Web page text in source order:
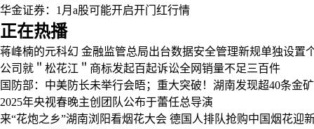
华金证券：1月a股可能开启开门红行情
正在热播
蒋峰楠的元科幻 金融监管总局出台数据安全管理新规单独设置
公司就＂松花江＂商标发起百起诉讼全网销量不足三百件
国防部：中美防长未举行会晤；重大突破！湖南发现超40条金
2025年央视春晚主创团队公布于蕾任总导演
来“花炮之乡”湖南浏阳看烟花大会 德国人排队抢购中国烟花迎